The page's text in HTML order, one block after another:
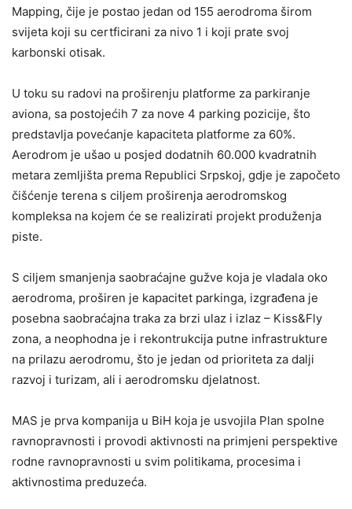
Mapping, čije je postao jedan od 155 aerodroma širom
svijeta koji su certficirani za nivo 1 i koji prate svoj
karbonski otisak.
U toku su radovi na proširenju platforme za parkiranje
aviona, sa postojećih 7 za nove 4 parking pozicije, što
predstavlja povećanje kapaciteta platforme za 60%.
Aerodrom je ušao u posjed dodatnih 60.000 kvadratnih
metara zemljišta prema Republici Srpskoj, gdje je započeto
čišćenje terena s ciljem proširenja aerodromskog
kompleksa na kojem će se realizirati projekt produženja
piste.
S ciljem smanjenja saobraćajne gužve koja je vladala oko
aerodroma, proširen je kapacitet parkinga, izgrađena je
posebna saobraćajna traka za brzi ulaz i izlaz – Kiss&Fly
zona, a neophodna je i rekontrukcija putne infrastrukture
na prilazu aerodromu, što je jedan od prioriteta za dalji
razvoj i turizam, ali i aerodromsku djelatnost.
MAS je prva kompanija u BiH koja je usvojila Plan spolne
ravnopravnosti i provodi aktivnosti na primjeni perspektive
rodne ravnopravnosti u svim politikama, procesima i
aktivnostima preduzeća.